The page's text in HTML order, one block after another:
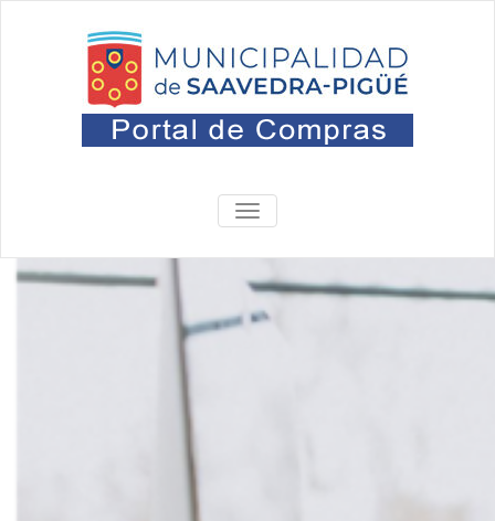
Portal
Oficina de Compras
ALTERNAR
NAVEGACIÓN